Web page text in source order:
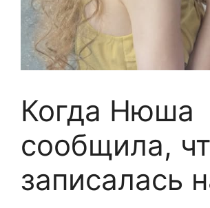
Когда Нюша
сообщила,
записалась